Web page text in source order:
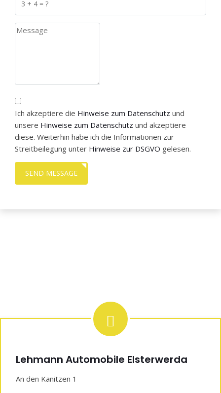
Ich akzeptiere die Hinweise zum Datenschutz und
unsere Hinweise zum Datenschutz und akzeptiere
diese. Weiterhin habe ich die Informationen zur
Streitbeilegung unter Hinweise zur DSGVO gelesen.
SEND MESSAGE
Lehmann Automobile Elsterwerda
An den Kanitzen 1